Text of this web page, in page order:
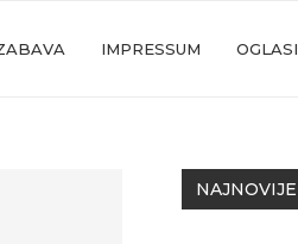
IMPRESSUM OGLASI
NAJNOVIJE